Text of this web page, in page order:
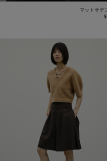
マットサテ